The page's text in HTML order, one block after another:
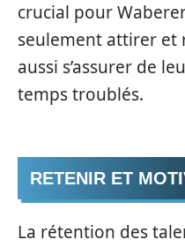
crucial pour
seulement attirer et
aussi s’assurer de
temps troublés.
RETENIR ET
La rétention des